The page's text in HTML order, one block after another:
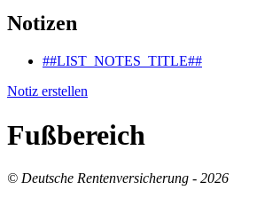
Notizen
##LIST_NOTES_TITLE##
Notiz erstellen
Fußbereich
© Deutsche Rentenversicherung - 2026